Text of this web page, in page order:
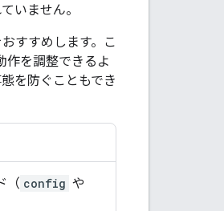
いません。
すすめします。こ
作を調整できるよ
を防ぐこともでき
（ config や